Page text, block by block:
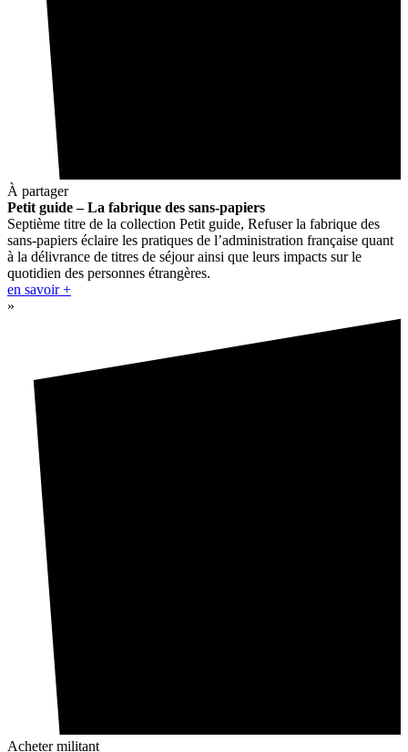
À partager
Petit guide – La fabrique des sans-papiers
Septième titre de la collection Petit guide, Refuser la fabrique des
sans-papiers éclaire les pratiques de l’administration française quant
à la délivrance de titres de séjour ainsi que leurs impacts sur le
quotidien des personnes étrangères.
en savoir +
»
Acheter militant